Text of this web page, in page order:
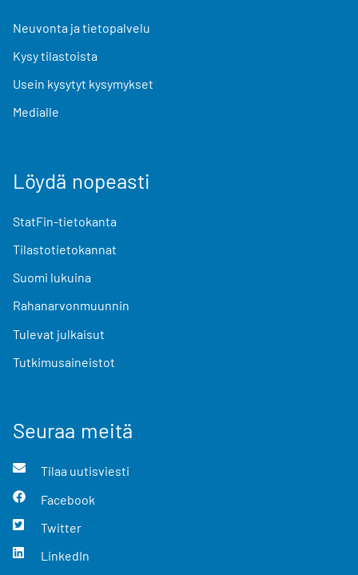
Neuvonta ja tietopalvelu
Kysy tilastoista
Usein kysytyt kysymykset
Medialle
Löydä nopeasti
StatFin-tietokanta
Tilastotietokannat
Suomi lukuina
Rahanarvonmuunnin
Tulevat julkaisut
Tutkimusaineistot
Seuraa meitä
Tilaa uutisviesti
Facebook
Twitter
LinkedIn